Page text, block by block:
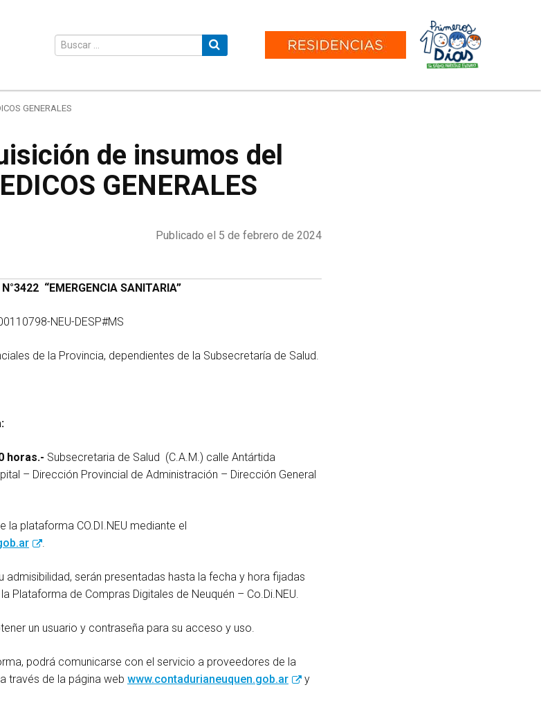
GENERALES
de insumos del
GENERALES
en Facebook
en Twitter Publicado el 5 de febrero de 2024
“EMERGENCIA SANITARIA”
NEU-DESP#MS
de la Provincia, dependientes de la Subsecretaría de Salud.
horas.- Subsecretaria de Salud (C.A.M.) calle Antártida
– Dirección Provincial de Administración – Dirección General
la plataforma CO.DI.NEU mediante el
.
admisibilidad, serán presentadas hasta la fecha y hora fijadas
Plataforma de Compras Digitales de Neuquén – Co.Di.NEU.
un usuario y contraseña para su acceso y uso.
podrá comunicarse con el servicio a proveedores de la
través de la página web www.contadurianeuquen.gob.ar
y